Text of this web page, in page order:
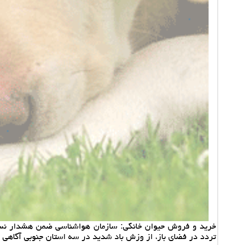
خرید و فروش حیوان خانگی: سازمان هواشناسی ضمن هشدار
تردد در فضای باز، از وزش باد شدید در سه استان جنوبی